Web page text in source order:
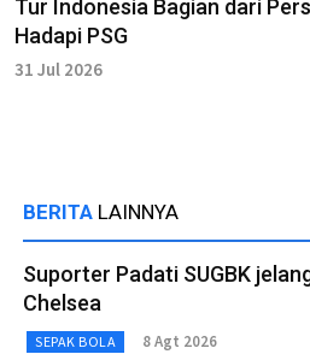
Tur Indonesia Bagian dari
Hadapi PSG
31 Jul 2026
BERITA LAINNYA
Suporter Padati SUGBK
Chelsea
SEPAK BOLA 8 Agt 2026